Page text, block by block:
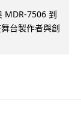
MDR-7506 到
台製作者與創